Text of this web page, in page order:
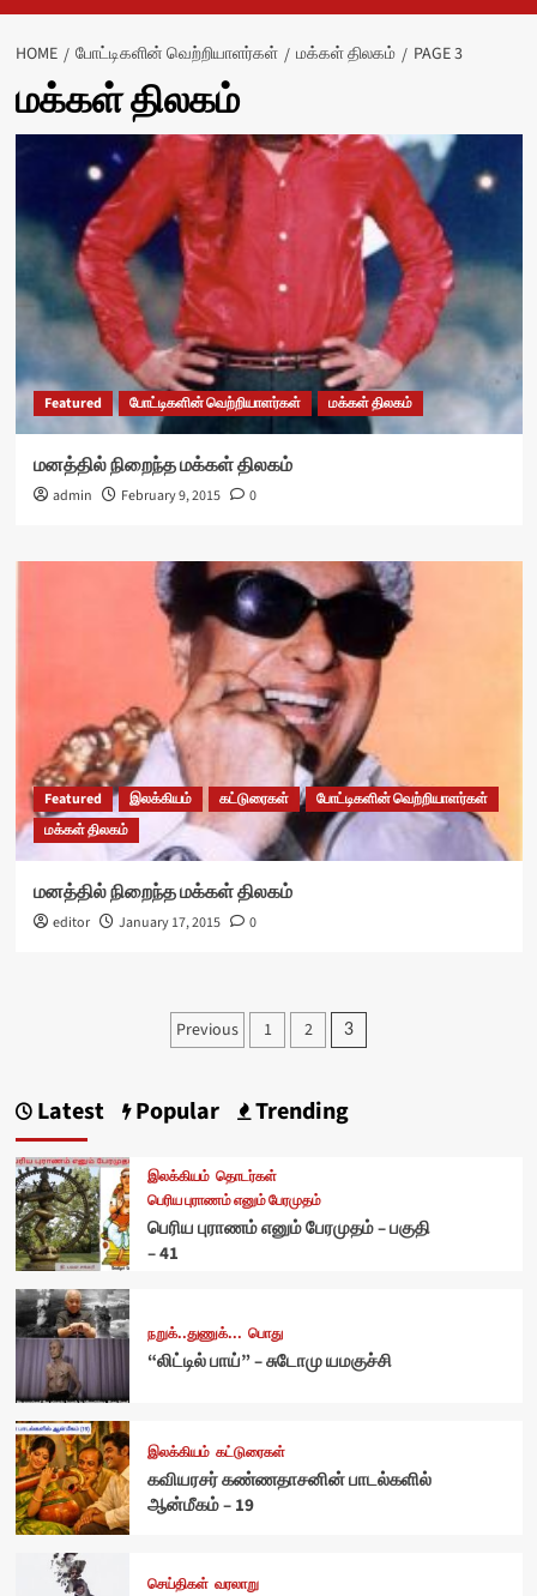
HOME போட்டிகளின் வெற்றியாளர்கள் மக்கள் திலகம் PAGE 3
மக்கள் திலகம்
Featured போட்டிகளின் வெற்றியாளர்கள் மக்கள் திலகம்
மனத்தில் நிறைந்த மக்கள் திலகம்
admin February 9, 2015 0
Featured இலக்கியம் கட்டுரைகள்
போட்டிகளின் வெற்றியாளர்கள்
மக்கள் திலகம்
மனத்தில் நிறைந்த மக்கள் திலகம்
editor January 17, 2015 0
Posts
Previous 1 2 3
Latest Popular Trending
இலக்கியம் தொடர்கள்
பெரிய புராணம் எனும் பேரமுதம்
பெரிய புராணம் எனும் பேரமுதம் – பகுதி
– 41
நறுக்..துணுக்... பொது
“லிட்டில் பாய்” – சுடோமு யமகுச்சி
இலக்கியம் கட்டுரைகள்
கவியரசர் கண்ணதாசனின் பாடல்களில்
ஆன்மீகம் – 19
செய்திகள் வரலாறு